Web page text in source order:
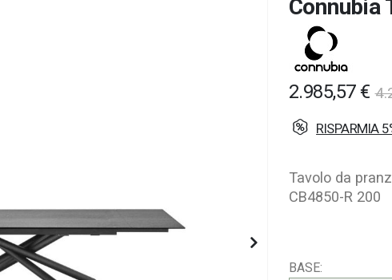
Connubia
2.985,57 €
RISPARMIA
Tavolo da
CB4850-R 200
BASE